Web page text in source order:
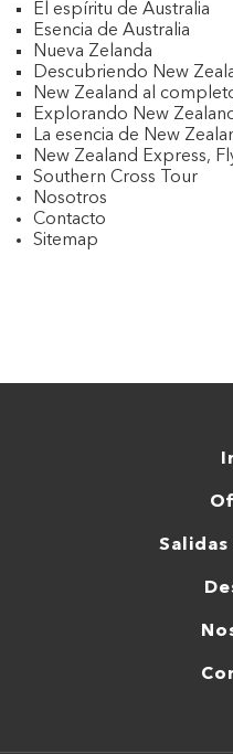
El espíritu de Australia
Esencia de Australia
Nueva Zelanda
Descubriendo New
New Zealand al
Explorando New
La esencia de New
New Zealand Express,
Southern Cross Tour
Nosotros
Contacto
Sitemap